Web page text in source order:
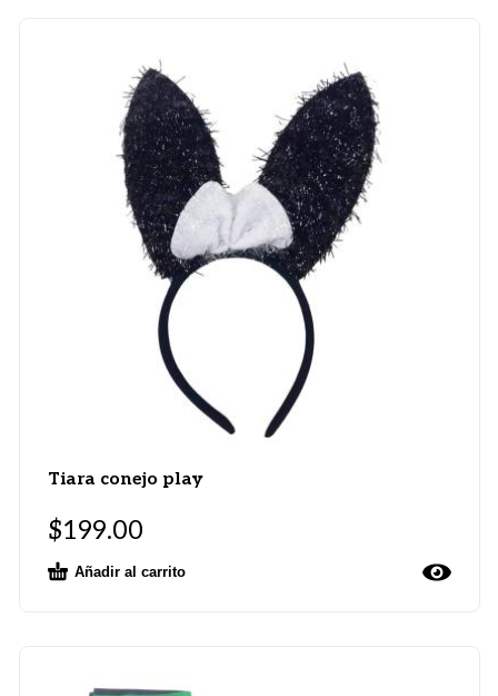
Tiara conejo play
$199.00
Añadir al carrito